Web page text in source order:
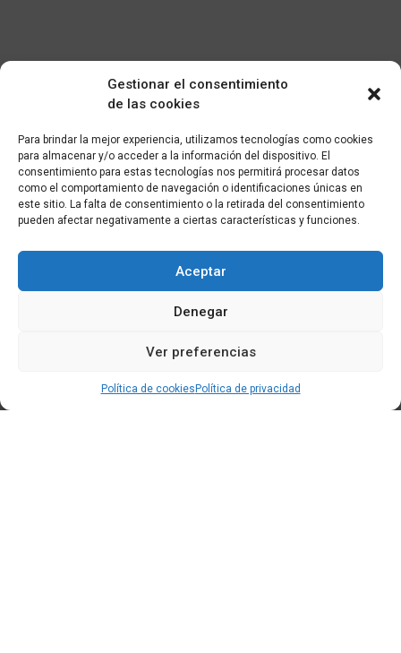
Gestionar el consentimiento
de las cookies
Para brindar la mejor experiencia, utilizamos tecnologías como cookies
para almacenar y/o acceder a la información del dispositivo. El
consentimiento para estas tecnologías nos permitirá procesar datos
como el comportamiento de navegación o identificaciones únicas en
este sitio. La falta de consentimiento o la retirada del consentimiento
pueden afectar negativamente a ciertas características y funciones.
Aceptar
Denegar
Ver preferencias
Política de cookies Política de privacidad